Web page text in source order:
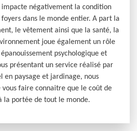
négativement la condition
dans le monde entier. A part la
le vêtement ainsi que la santé, la
joue également un rôle
psychologique et
présentant un service réalisé par
en paysage et jardinage, nous
vous faire connaitre que le coût de
la portée de tout le monde.